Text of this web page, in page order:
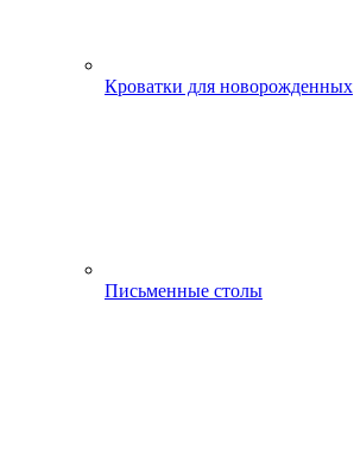
Кроватки для новорожденных
Письменные столы